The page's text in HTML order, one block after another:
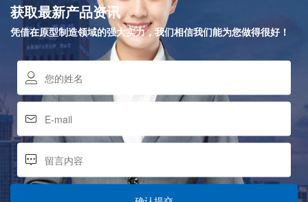
获取最新产品资讯
凭借在原型制造领域的强大实力，我们相信我们能为您做得很好！